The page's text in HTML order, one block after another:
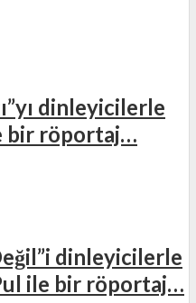
dinleyicilerle
bir röportaj…
dinleyicilerle
ile bir röportaj…